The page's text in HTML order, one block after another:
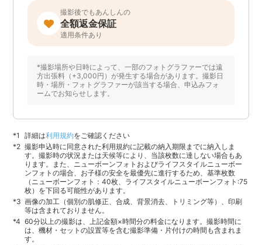
撮影後でもあんしんの
全額返金保証
適用条件あり
*撮影場所や日時によって、一部のフォトグラファーでは遠
方出張料（+3,000円）が発生する場合があります。撮影日
時・場所・フォトグラファーが該当する場合、申込みフォ
ームでお知らせします。
詳細は利用規約をご確認ください
撮影申込時に同意された利用規約に記載の納入期限までに納入しま
す。撮影時の状況または天候等により、当該枚数に達しない場合もあ
ります。また、ニューボーンフォトおよびライフスタイルニューボー
ンフォトの場合、お子様の安全を最優先に進行するため、基準枚数
（ニューボーンフォト：40枚、ライフスタイルニューボーンフォト:75
枚）を下回る可能性があります。
画像の加工（個別の肌修正、合成、背景消去、トリミング等）、印刷
等は含まれておりません。
60分以上の撮影は、上記金額×時間分の料金になります。撮影時間に
は、機材・セットの設置等を含む撮影準備・片付けの時間も含まれま
す。